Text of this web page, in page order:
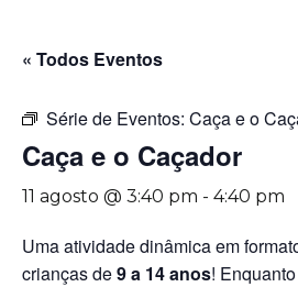
« Todos Eventos
Série de Eventos: Caça e o
Caça e o Caçador
11 agosto @ 3:40 pm - 4:40 pm
Uma atividade dinâmica em
crianças de9 a 14 anos!